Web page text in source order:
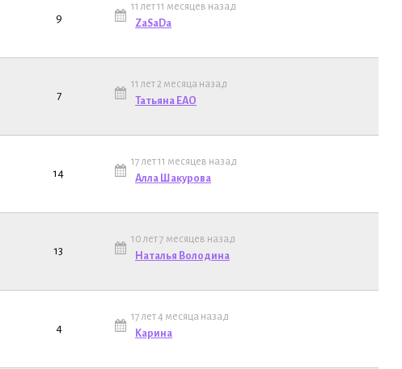
9
11 лет 11 месяцев назад
ZaSaDa
7
11 лет 2 месяца назад
Татьяна ЕАО
14
17 лет 11 месяцев назад
Алла Шакурова
13
10 лет 7 месяцев назад
Наталья Володина
4
17 лет 4 месяца назад
Карина